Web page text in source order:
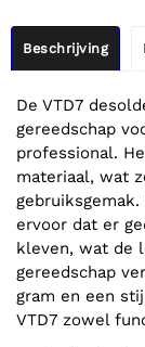
Beschrijving
De VTD7
gereedschap
professional.
materiaal, wat
ervoor dat er
kleven, wat de
gereedschap
gram en een
VTD7 zowel